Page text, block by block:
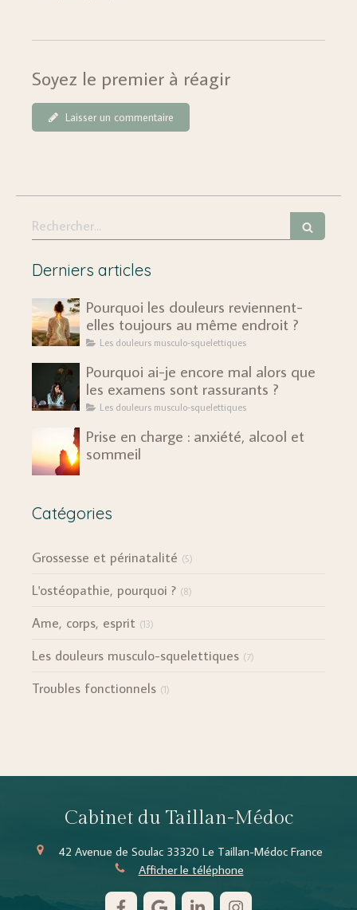
Soyez le premier à réagir
Laisser un commentaire
Rechercher
Derniers articles
Pourquoi les douleurs reviennent-
elles toujours au même endroit ?
Les douleurs musculo-squelettiques
Pourquoi ai-je encore mal alors que
les examens sont rassurants ?
Les douleurs musculo-squelettiques
Prise en charge : anxiété, alcool et
sommeil
Catégories
Grossesse et périnatalité (5)
L'ostéopathie, pourquoi ? (8)
Ame, corps, esprit (13)
Les douleurs musculo-squelettiques (7)
Troubles fonctionnels (1)
Cabinet du Taillan-Médoc
42 Avenue de Soulac 33320 Le Taillan-Médoc France
Afficher le téléphone